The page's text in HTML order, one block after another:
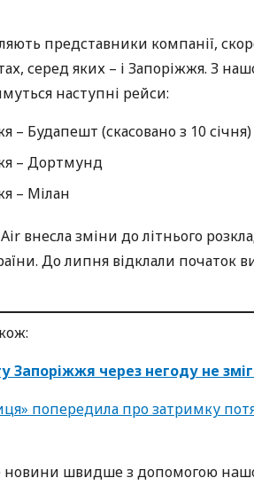
представники компанії,
серед яких – і Запоріжжя. З
наступні рейси:
– Будапешт (скасовано з 10 січня)
– Дортмунд
– Мілан
внесла зміни до літнього
До липня відклали початок
Запоріжжя через негоду не
попередила про затримку
нoвини швидше з дoпoмoгoю